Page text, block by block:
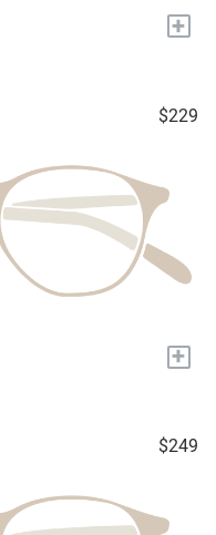
+
$229
+
$249